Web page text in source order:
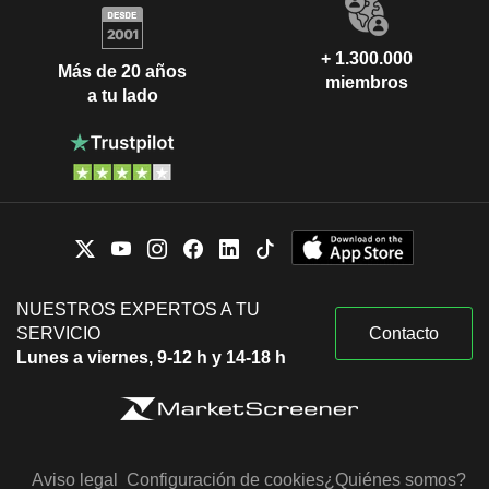
Más de 20 años
a tu lado
+ 1.300.000
miembros
NUESTROS EXPERTOS A TU
SERVICIO
Lunes a viernes, 9-12 h y 14-18 h
Contacto
Aviso legal Configuración de cookies¿Quiénes somos?